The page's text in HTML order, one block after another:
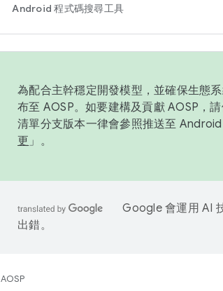
Android 程式碼搜尋工具
為配合主幹穩定開發模型，並確保生態
布至 AOSP。如要建構及貢獻 AOSP，
清單分支版本一律會參照推送至
更 」。
Google 會運用 AI
出錯。
AOSP